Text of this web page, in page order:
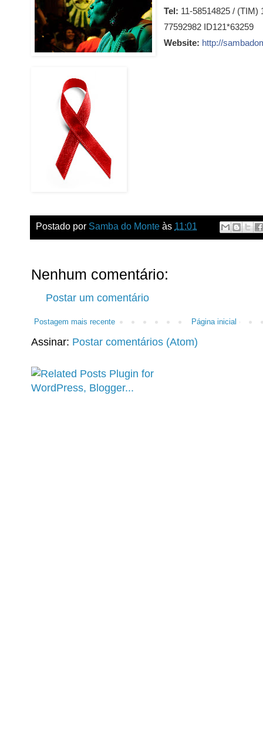
Tel: 11-58514825 / (TIM)
77592982 ID121*63259
Website: http://
Postado por Samba do Monte às 11:01
Nenhum comentário:
Postar um comentário
Postagem mais recente Página inicial
Assinar: Postar comentários (Atom)